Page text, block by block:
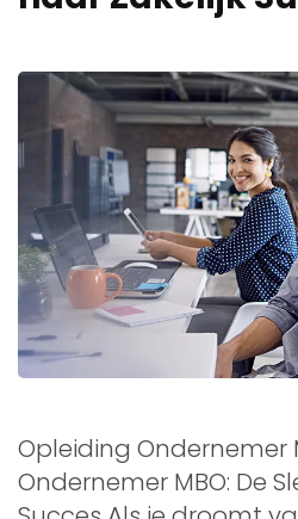
Opleiding Ondernemer
Ondernemer MBO: De